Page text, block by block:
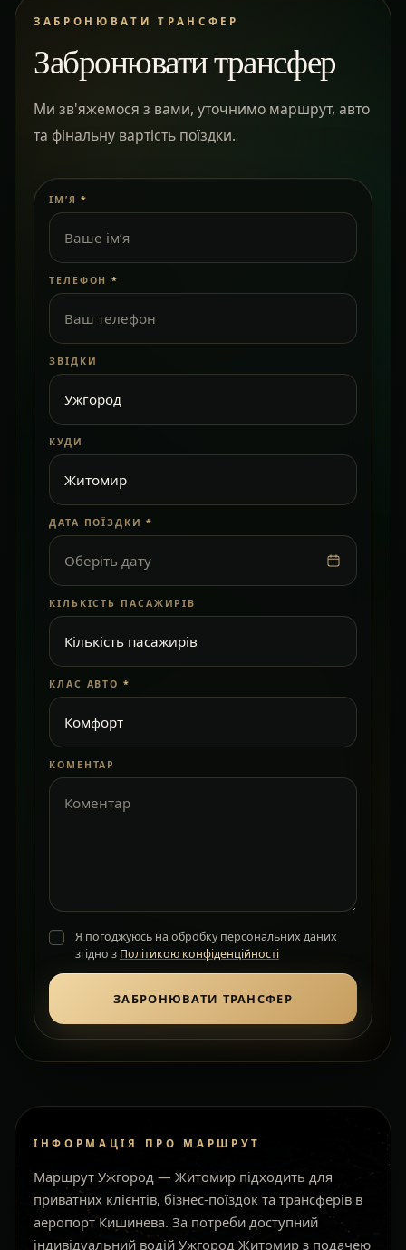
ЗАБРОНЮВАТИ ТРАНСФЕР
Забронювати трансфер
Ми зв'яжемося з вами, уточнимо маршрут, авто
та фінальну вартість поїздки.
ІМ’Я *
ТЕЛЕФОН *
ЗВІДКИ
КУДИ
ДАТА ПОЇЗДКИ *
Оберіть дату
КІЛЬКІСТЬ ПАСАЖИРІВ
КЛАС АВТО *
КОМЕНТАР
Я погоджуюсь на обробку персональних даних
згідно з Політикою конфіденційності
ЗАБРОНЮВАТИ ТРАНСФЕР
ІНФОРМАЦІЯ ПРО МАРШРУТ
Маршрут Ужгород — Житомир підходить для
приватних клієнтів, бізнес-поїздок та трансферів в
аеропорт Кишинева. За потреби доступний
індивідуальний водій Ужгород Житомир з подачею